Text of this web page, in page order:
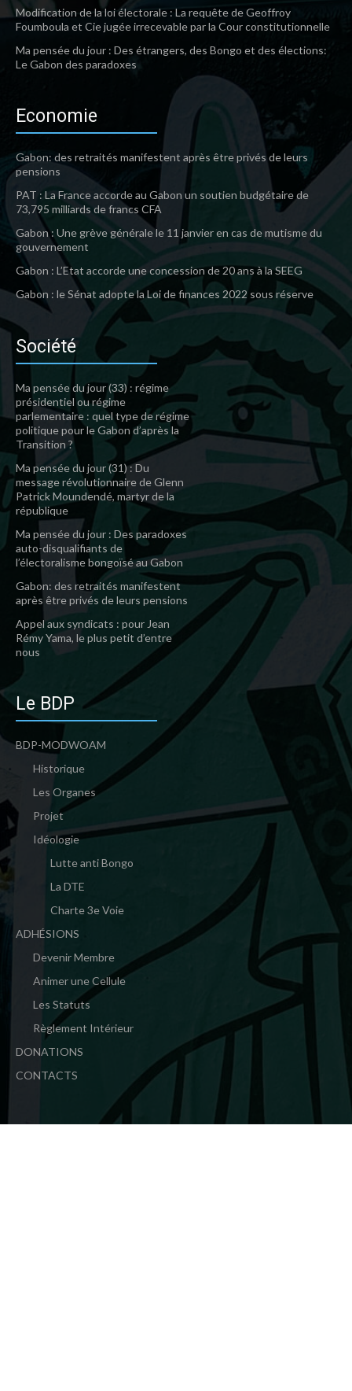
Modification de la loi électorale : La requête de Geoffroy
Foumboula et Cie jugée irrecevable par la Cour constitutionnelle
Ma pensée du jour : Des étrangers, des Bongo et des élections:
Le Gabon des paradoxes
Economie
Gabon: des retraités manifestent après être privés de leurs
pensions
PAT : La France accorde au Gabon un soutien budgétaire de
73,795 milliards de francs CFA
Gabon : Une grève générale le 11 janvier en cas de mutisme du
gouvernement
Gabon : L’Etat accorde une concession de 20 ans à la SEEG
Gabon : le Sénat adopte la Loi de finances 2022 sous réserve
Société
Ma pensée du jour (33) : régime
présidentiel ou régime
parlementaire : quel type de régime
politique pour le Gabon d’après la
Transition ?
Ma pensée du jour (31) : Du
message révolutionnaire de Glenn
Patrick Moundendé, martyr de la
république
Ma pensée du jour : Des paradoxes
auto-disqualifiants de
l’électoralisme bongoïsé au Gabon
Gabon: des retraités manifestent
après être privés de leurs pensions
Appel aux syndicats : pour Jean
Rémy Yama, le plus petit d’entre
nous
Le BDP
BDP-MODWOAM
Historique
Les Organes
Projet
Idéologie
Lutte anti Bongo
La DTE
Charte 3e Voie
ADHÉSIONS
Devenir Membre
Animer une Cellule
Les Statuts
Règlement Intérieur
DONATIONS
CONTACTS